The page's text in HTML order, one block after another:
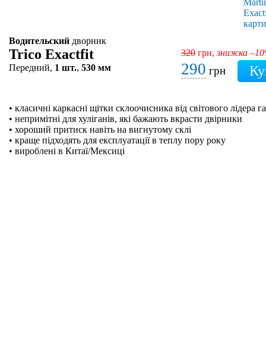
Водительский дворник
Trico Exactfit
Передний, 1 шт., 530 мм
320 грн,знижка
290 грн
• класичні каркасні щітки склоочисника від світового лідера
• непримітні для хуліганів, які бажають вкрасти двірники
• хороший притиск навіть на вигнутому склі
• краще підходять для експлуатації в теплу пору року
• вироблені в Китаї/Мексиці